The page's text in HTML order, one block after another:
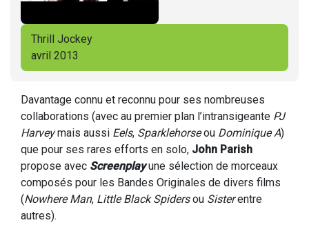
Thrill Jockey
avril 2013
Davantage connu et reconnu pour ses nombreuses
collaborations (avec au premier plan l’intransigeante PJ
Harveymais aussi Eels, Sparklehorseou Dominique A)
que pour ses rares efforts en solo, John Parish
propose avec Screenplayune sélection de morceaux
composés pour les Bandes Originales de divers films
(Nowhere Man, Little Black Spidersou Sisterentre
autres).